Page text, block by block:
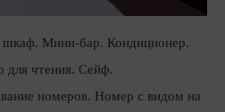
Мини-бар. Кондиционер.
для чтения. Сейф.
номеров. Номер с видом на